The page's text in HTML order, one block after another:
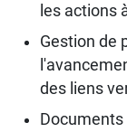
les actions
Gestion de
des liens
Documents